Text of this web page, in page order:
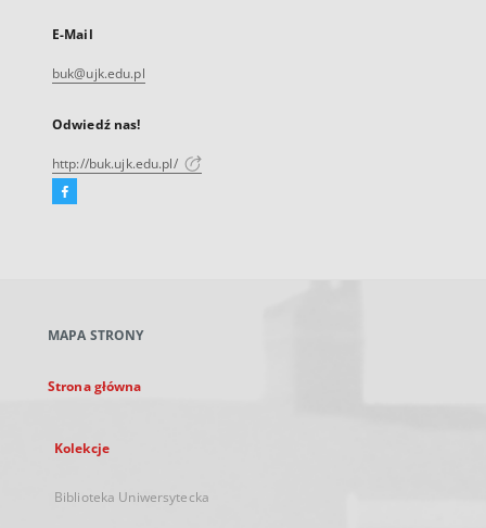
E-Mail
buk@ujk.edu.pl
Odwiedź nas!
http://buk.ujk.edu.pl/
Facebook
karcie
MAPA STRONY
Strona główna
Kolekcje
Biblioteka Uniwersytecka